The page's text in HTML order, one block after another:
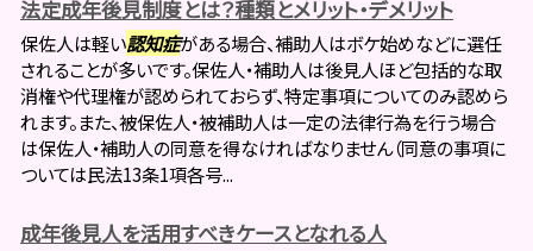
法定成年後見制度とは？種類とメリット・デメリット
保佐人は軽い認知症がある場合、補助人はボケ始めなどに選任
されることが多いです。保佐人・補助人は後見人ほど包括的な取
消権や代理権が認められておらず、特定事項についてのみ認めら
れます。また、被保佐人・被補助人は一定の法律行為を行う場合
は保佐人・補助人の同意を得なければなりません（同意の事項に
ついては民法13条1項各号...
成年後見人を活用すべきケースとなれる人